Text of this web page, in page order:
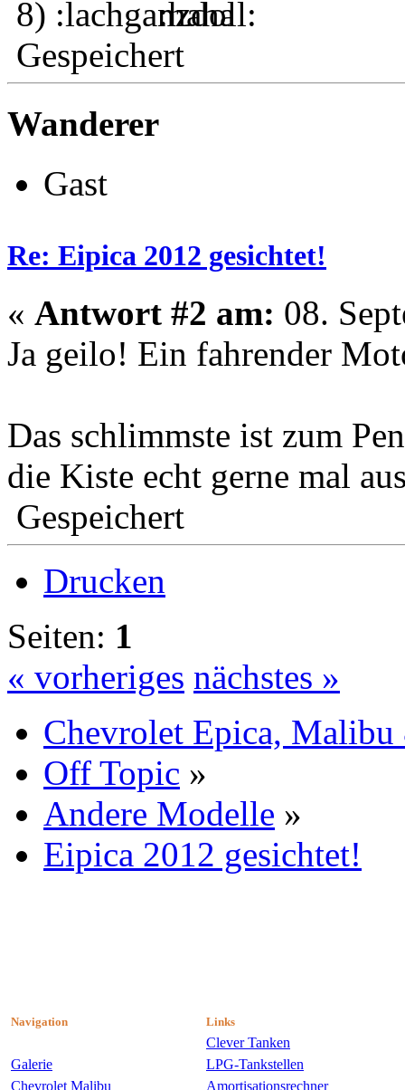
8)
Gespeichert
Wanderer
Gast
Re: Eipica 2012 gesichtet!
« Antwort #2 am: 08.
Ja geilo! Ein fahrender
Das schlimmste ist zum
die Kiste echt gerne mal
Gespeichert
Drucken
Seiten: 1
« vorheriges nächstes »
Chevrolet Epica,
Off Topic »
Andere Modelle »
Eipica 2012 gesichtet!
Navigation Links
Clever Tanken
Galerie
LPG-Tankstellen
Chevrolet Malibu
Amortisationsrechner